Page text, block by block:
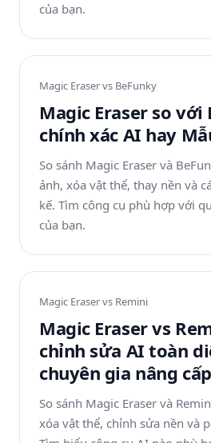
của bạn.
Magic Eraser vs BeFunky
Magic Eraser so với
chính xác AI hay
So sánh Magic Eraser và
ảnh, xóa vật thể, thay nền và
kế. Tìm công cụ phù hợp với
của bạn.
Magic Eraser vs Remini
Magic Eraser vs
chỉnh sửa AI toàn
chuyên gia nâng
So sánh Magic Eraser và
xóa vật thể, chỉnh sửa nền và